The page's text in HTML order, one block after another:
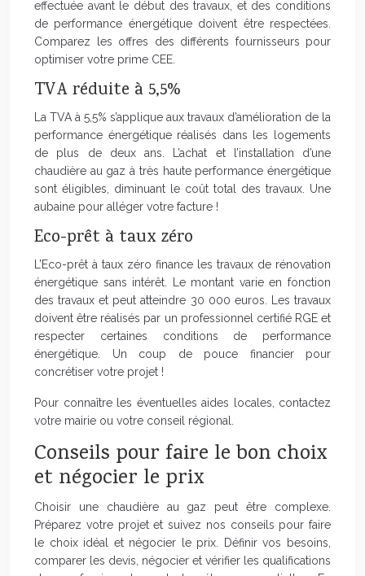
effectuée avant le début des travaux, et des conditions
de performance énergétique doivent être respectées.
Comparez les offres des différents fournisseurs pour
optimiser votre prime CEE.
TVA réduite à 5,5%
La TVA à 5,5% s’applique aux travaux d’amélioration de la
performance énergétique réalisés dans les logements
de plus de deux ans. L’achat et l’installation d’une
chaudière au gaz à très haute performance énergétique
sont éligibles, diminuant le coût total des travaux. Une
aubaine pour alléger votre facture !
Eco-prêt à taux zéro
L’Eco-prêt à taux zéro finance les travaux de rénovation
énergétique sans intérêt. Le montant varie en fonction
des travaux et peut atteindre 30 000 euros. Les travaux
doivent être réalisés par un professionnel certifié RGE et
respecter certaines conditions de performance
énergétique. Un coup de pouce financier pour
concrétiser votre projet !
Pour connaître les éventuelles aides locales, contactez
votre mairie ou votre conseil régional.
Conseils pour faire le bon choix
et négocier le prix
Choisir une chaudière au gaz peut être complexe.
Préparez votre projet et suivez nos conseils pour faire
le choix idéal et négocier le prix. Définir vos besoins,
comparer les devis, négocier et vérifier les qualifications